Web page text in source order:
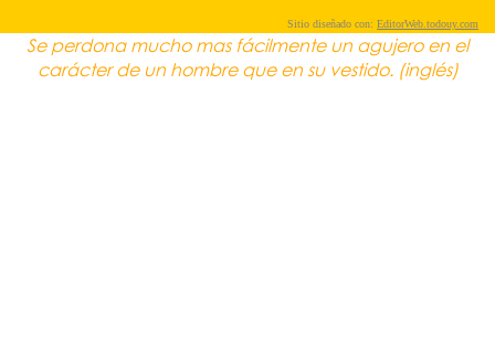
Sitio diseñado con: EditorWeb.todouy.com
Se perdona mucho mas fácilmente un agujero en el
carácter de un hombre que en su vestido. (inglés)